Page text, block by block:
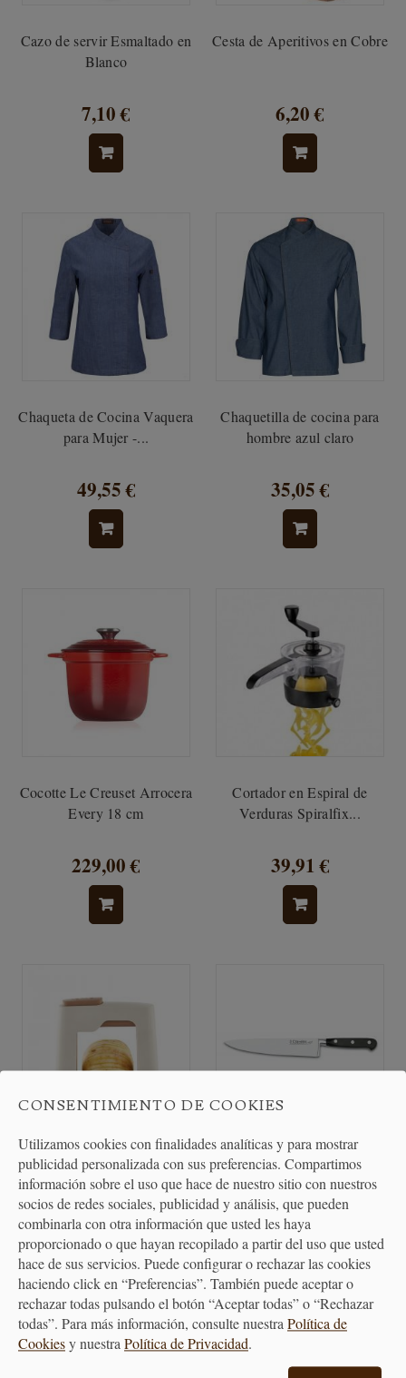
Cazo de servir Esmaltado en
Blanco
7,10 €
Cesta de Aperitivos en Cobre
6,20 €
Chaqueta de Cocina Vaquera
para Mujer -...
49,55 €
Chaquetilla de cocina para
hombre azul claro
35,05 €
Cocotte Le Creuset Arrocera
Every 18 cm
229,00 €
Cortador en Espiral de
Verduras Spiralfix...
39,91 €
Cortador Hasselback
10,90 €
Cuchillo Cebollero Chef 20cm
3 Claveles
31,40 €
CONSENTIMIENTO DE COOKIES
Utilizamos cookies con finalidades analíticas y para mostrar
publicidad personalizada con sus preferencias. Compartimos
información sobre el uso que hace de nuestro sitio con nuestros
socios de redes sociales, publicidad y análisis, que pueden
combinarla con otra información que usted les haya
proporcionado o que hayan recopilado a partir del uso que usted
hace de sus servicios. Puede configurar o rechazar las cookies
haciendo click en “Preferencias”. También puede aceptar o
rechazar todas pulsando el botón “Aceptar todas” o “Rechazar
todas”. Para más información, consulte nuestra Política de
Cookiesy nuestra Política de Privacidad.